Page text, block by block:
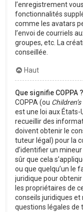
l’enregistrement
fonctionnalités
comme les avatars
l’envoi de courriels
groupes, etc. La
conseillée.
Haut
Que signifie COPPA ?
COPPA (ou
est une loi aux
recueillir des
doivent obtenir le
tuteur légal) pour la
d’identifier un
sûr que cela
ou que quelqu’un le
juridique pour
les propriétaires de
conseils juridiques
questions légales de